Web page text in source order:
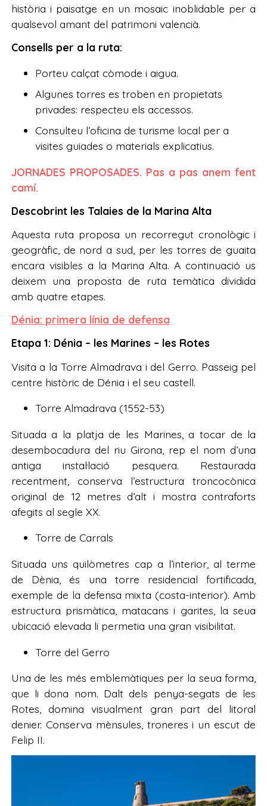
història i paisatge en un mosaic inoblidable per a
qualsevol amant del patrimoni valencià.
Consells per a la ruta:
Porteu calçat còmode i aigua.
Algunes torres es troben en propietats
privades: respecteu els accessos.
Consulteu l’oficina de turisme local per a
visites guiades o materials explicatius.
JORNADES PROPOSADES. Pas a pas anem fent
camí.
Descobrint les Talaies de la Marina Alta
Aquesta ruta proposa un recorregut cronològic i
geogràfic, de nord a sud, per les torres de guaita
encara visibles a la Marina Alta. A continuació us
deixem una proposta de ruta temàtica dividida
amb quatre etapes.
Dénia: primera línia de defensa
Etapa 1: Dénia – les Marines – les Rotes
Visita a la Torre Almadrava i del Gerro. Passeig pel
centre històric de Dénia i el seu castell.
Torre Almadrava (1552-53)
Situada a la platja de les Marines, a tocar de la
desembocadura del riu Girona, rep el nom d’una
antiga instal·lació pesquera. Restaurada
recentment, conserva l’estructura troncocònica
original de 12 metres d’alt i mostra contraforts
afegits al segle XX.
Torre de Carrals
Situada uns quilòmetres cap a l’interior, al terme
de Dènia, és una torre residencial fortificada,
exemple de la defensa mixta (costa-interior). Amb
estructura prismàtica, matacans i garites, la seua
ubicació elevada li permetia una gran visibilitat.
Torre del Gerro
Una de les més emblemàtiques per la seua forma,
que li dona nom. Dalt dels penya-segats de les
Rotes, domina visualment gran part del litoral
denier. Conserva mènsules, troneres i un escut de
Felip II.